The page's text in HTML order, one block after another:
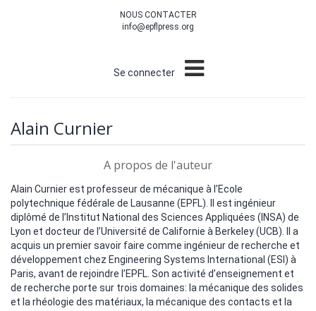
site
NOUS CONTACTER
info@epflpress.org
Se connecter
Alain Curnier
A propos de l'auteur
Alain Curnier est professeur de mécanique à l’Ecole
polytechnique fédérale de Lausanne (EPFL). Il est ingénieur
diplômé de l’Institut National des Sciences Appliquées (INSA) de
Lyon et docteur de l’Université de Californie à Berkeley (UCB). Il a
acquis un premier savoir faire comme ingénieur de recherche et
développement chez Engineering Systems International (ESI) à
Paris, avant de rejoindre l’EPFL. Son activité d’enseignement et
de recherche porte sur trois domaines: la mécanique des solides
et la rhéologie des matériaux, la mécanique des contacts et la